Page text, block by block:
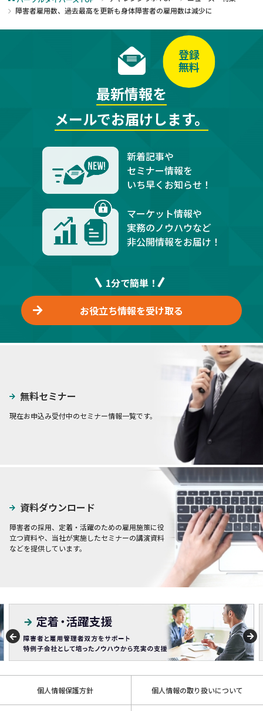
障害者雇用数、過去最高を更新も身体障害者の雇用数は減少に
最新情報を
メールでお届けします。
登録
無料
新着記事や
セミナー情報を
いち早くお知らせ！
マーケット情報や
実務のノウハウなど
非公開情報をお届け！
1分で簡単！
お役立ち情報を受け取る
無料セミナー
現在お申込み受付中のセミナー情報一覧です。
資料ダウンロード
障害者の採用、定着・活躍のための雇用施策に役
立つ資料や、当社が実施したセミナーの講演資料
などを提供しています。
個人情報保護方針 個人情報の取り扱いについて